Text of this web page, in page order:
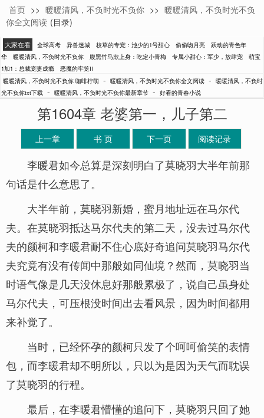
咖啡柠萌
首页 >> 暖暖清风，不负时光不负你 >> 暖暖清风，不负时光不负
你全文阅读 (目录)
大家在看 全球高考 异兽迷城 校草的专宠：池少的1号甜心 偷偷吻月亮
跃动的青色年
华
暖暖清风，不负时光不负你 腹黑竹马欺上身：吃定小青梅 专属小甜心：军少，放肆宠
萌宝
1加1：总裁宠妻成瘾
恶魔的牢笼II
暖暖清风，不负时光不负你 咖啡柠萌 - 暖暖清风，不负时光不负你全文阅读 - 暖暖清风，不负时
光不负你txt下载 - 暖暖清风，不负时光不负你最新章节 - 好看的青春小说
第1604章 老婆第一，儿子第二
上一章 书 页 下一页 阅读记录
李暖君如今总算是深刻明白了莫晓羽大半年前那
句话是什么意思了。
大半年前，莫晓羽新婚，蜜月地址远在马尔代
夫。在莫晓羽抵达马尔代夫的第二天，没去过马尔代
夫的颜柯和李暖君耐不住心底好奇追问莫晓羽马尔代
夫究竟有没有传闻中那般如同仙境？然而，莫晓羽当
时语气像是几天没休息好那般累极了，说自己虽身处
马尔代夫，可压根没时间出去看风景，因为时间都用
来补觉了。
当时，已经怀孕的颜柯只发了个呵呵偷笑的表情
包，而李暖君却不明所以，只以为是因为天气而耽误
了莫晓羽的行程。
最后，在李暖君懵懂的追问下，莫晓羽只回了她